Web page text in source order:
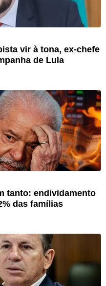
vir à tona, ex-chefe
de Lula
tanto: endividamento
das famílias